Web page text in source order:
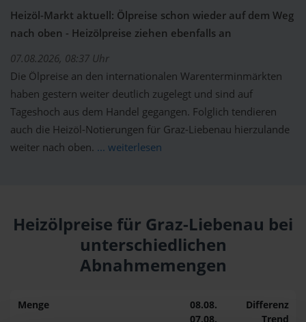
Heizöl-Markt aktuell: Ölpreise schon wieder auf dem Weg
nach oben - Heizölpreise ziehen ebenfalls an
07.08.2026, 08:37 Uhr
Die Ölpreise an den internationalen Warenterminmärkten
haben gestern weiter deutlich zugelegt und sind auf
Tageshoch aus dem Handel gegangen. Folglich tendieren
auch die Heizöl-Notierungen für Graz-Liebenau hierzulande
weiter nach oben. ... weiterlesen
Heizölpreise für Graz-Liebenau bei
unterschiedlichen
Abnahmemengen
Menge
08.08.
07.08.
Differenz
Trend